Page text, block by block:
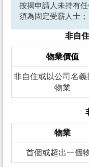
按揭申請人未持有
須為固定受薪人士
非自
物業價值
非自住或以公司名義
物業
物業
首個或超出一個